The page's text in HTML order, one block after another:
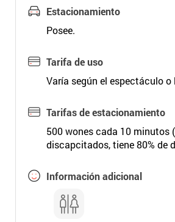
Estacionamiento
Posee.
Tarifa de uso
Varía según el espectáculo o
Tarifas de estacionamiento
500 wones cada 10 minutos
discapcitados, tiene 80% de
Información adicional